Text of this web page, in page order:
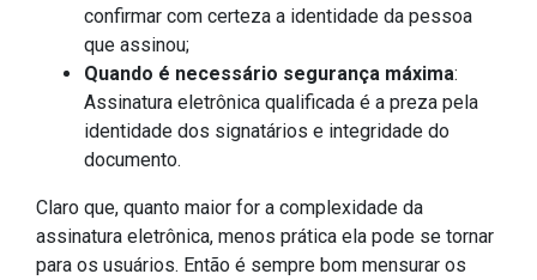
confirmar com certeza a identidade da pessoa
que assinou;
Quando é necessário segurança máxima:
Assinatura eletrônica qualificada é a preza pela
identidade dos signatários e integridade do
documento.
Claro que, quanto maior for a complexidade da
assinatura eletrônica, menos prática ela pode se tornar
para os usuários. Então é sempre bom mensurar os